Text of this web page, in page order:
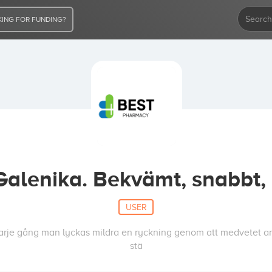
FOR FUNDING?
Bekvämt,
USER
gång man lyckas mildra en ryckning genom att medvetet
stä